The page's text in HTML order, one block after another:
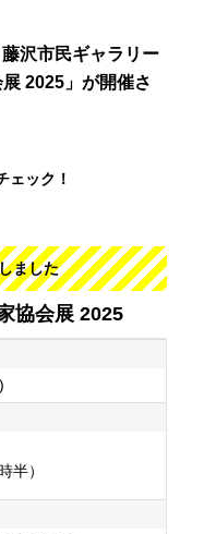
沢市民ギャラリー
2025」が開催さ
ック！
ました
協会展 2025
半）